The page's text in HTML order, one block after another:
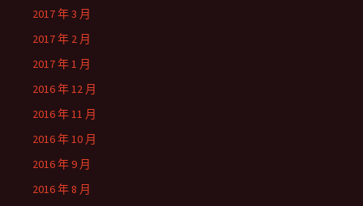
2017 年 3 月
2017 年 2 月
2017 年 1 月
2016 年 12 月
2016 年 11 月
2016 年 10 月
2016 年 9 月
2016 年 8 月